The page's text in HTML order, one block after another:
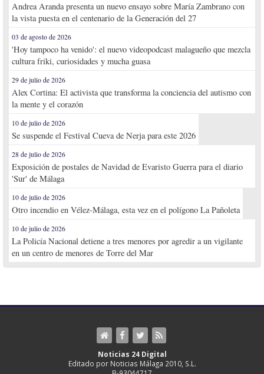
Andrea Aranda presenta un nuevo ensayo sobre María Zambrano con
la vista puesta en el centenario de la Generación del 27
03 de agosto de 2026
'Hoy tampoco ha venido': el nuevo videopodcast malagueño que mezcla
cultura friki, curiosidades y mucha guasa
29 de julio de 2026
Alex Cortina: El activista que transforma la conciencia del autismo con
la mente y el corazón
10 de julio de 2026
Se suspende el Festival Cueva de Nerja para este 2026
28 de julio de 2026
Exposición de postales de Navidad de Evaristo Guerra para el diario
'Sur' de Málaga
10 de julio de 2026
Otro incendio en Vélez-Málaga, esta vez en el polígono La Pañoleta
10 de julio de 2026
La Policía Nacional detiene a tres menores por agredir a un vigilante
en un centro de menores de Torre del Mar
Noticias 24 Digital
Editado por Noticias Málaga 2010, S.L.